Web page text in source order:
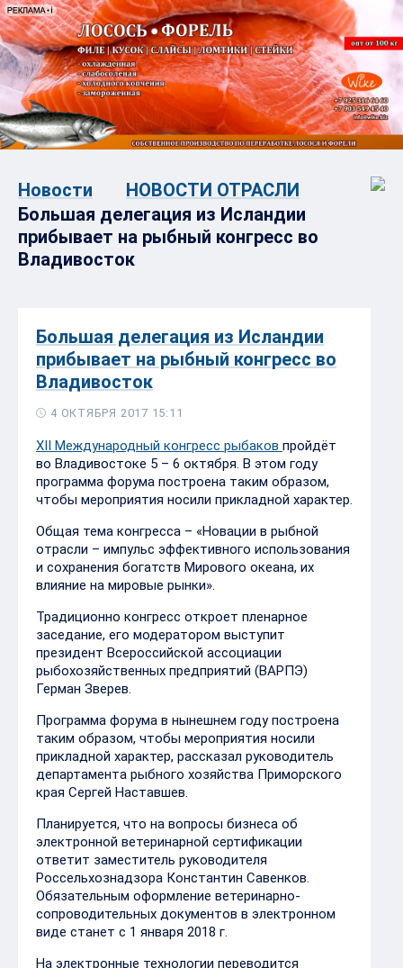
Новости
НОВОСТИ ОТРАСЛИ
Большая делегация из Исландии
Владивосток
Большая делегация из Исландии
4 ОКТЯБРЯ 2017 15:11
XII Международный конгресс рыбаковпройдёт
во Владивостоке 5 – 6 октября. В этом году
чтобы мероприятия носили прикладной характер.
Общая тема конгресса – «Новации в рыбной
отрасли – импульс эффективного использования
и сохранения богатств Мирового океана, их
влияние на мировые рынки».
Традиционно конгресс откроет пленарное
заседание, его модератором выступит
президент Всероссийской ассоциации
рыбохозяйственных предприятий (ВАРПЭ)
Герман Зверев.
Программа форума в нынешнем году построена
таким образом, чтобы мероприятия носили
прикладной характер, рассказал руководитель
департамента рыбного хозяйства Приморского
края Сергей Наставшев.
Планируется, что на вопросы бизнеса об
электронной ветеринарной сертификации
ответит заместитель руководителя
Россельхознадзора Константин Савенков.
Обязательным оформление ветеринарно-
сопроводительных документов в электронном
виде станет с 1 января 2018 г.
На электронные технологии переводится
промысловая отчётность. Круглый стол,
посвящённый перспективам развития
отраслевой системы мониторинга (ОСМ), должен
пройти в рамках конгресса 5 октября. Здесь о